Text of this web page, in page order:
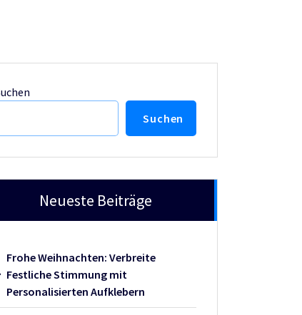
Suchen
Neueste Beiträge
Frohe Weihnachten: Verbreite
Festliche Stimmung mit
Personalisierten Aufklebern